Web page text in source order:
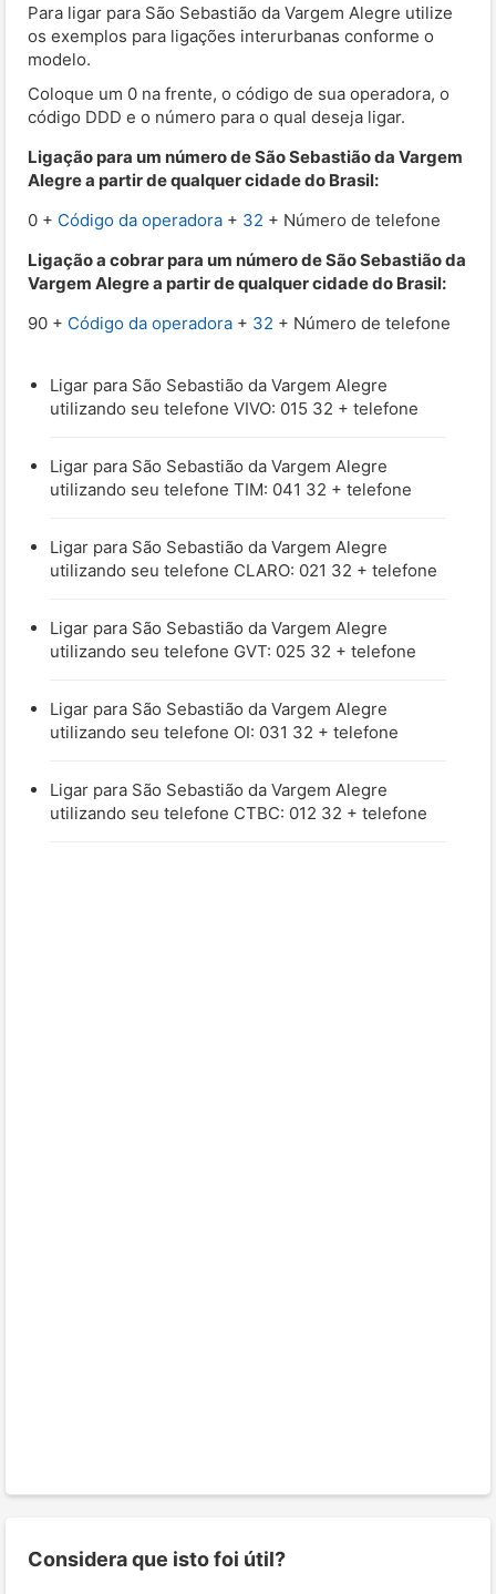
Para ligar para São Sebastião da Vargem Alegre utilize
os exemplos para ligações interurbanas conforme o
modelo.
Coloque um 0 na frente, o código de sua operadora, o
código DDD e o número para o qual deseja ligar.
Ligação para um número de São Sebastião da Vargem
Alegre a partir de qualquer cidade do Brasil:
0 + Código da operadora + 32 + Número de telefone
Ligação a cobrar para um número de São Sebastião da
Vargem Alegre a partir de qualquer cidade do Brasil:
90 + Código da operadora + 32 + Número de telefone
Ligar para São Sebastião da Vargem Alegre
utilizando seu telefone VIVO: 015 32 + telefone
Ligar para São Sebastião da Vargem Alegre
utilizando seu telefone TIM: 041 32 + telefone
Ligar para São Sebastião da Vargem Alegre
utilizando seu telefone CLARO: 021 32 + telefone
Ligar para São Sebastião da Vargem Alegre
utilizando seu telefone GVT: 025 32 + telefone
Ligar para São Sebastião da Vargem Alegre
utilizando seu telefone OI: 031 32 + telefone
Ligar para São Sebastião da Vargem Alegre
utilizando seu telefone CTBC: 012 32 + telefone
Considera que isto foi útil?